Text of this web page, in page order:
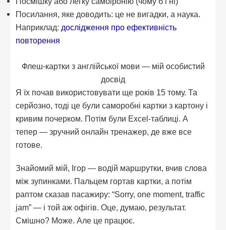
Посилання, яке доводить: це не вигадки, а наука.
Наприклад: дослідження про ефективність
повторення
Флеш-картки з англійської мови — мій особистий
досвід
Я їх почав використовувати ще років 15 тому. Та
серйозно, тоді це були саморобні картки з картону і
кривим почерком. Потім були Excel-таблиці. А
тепер — зручний онлайн тренажер, де вже все
готове.
Знайомий мій, Ігор — водій маршрутки, вчив слова
між зупинками. Пальцем гортав картки, а потім
раптом сказав пасажиру: “Sorry, one moment, traffic
jam” — і той аж офігів. Оце, думаю, результат.
Смішно? Може. Але це працює.